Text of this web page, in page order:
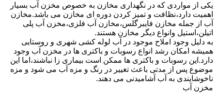
یکی از مواردی که در نگهداری مخازن به خصوص مخزن آب بسیار
اهمیت دارد،نظافت و تمیز کردن دوره ای مخازن می باشد.مخازن
آب از جمله مخازن فایبرگلس،مخازن آب فلزی،مخزن آب پلی
اتیلن،استیل وانواع دیگر مخازن هستند.
به دلیل وجود املاح موجود در آب لوله کشی شهری و روستایی
همیشه امکان رشد انواع رسوبات و باکتری ها در مخزن آب وجود
دارد.این رسوبات و باکتری ها ممکن است بیماری زا نباشند،اما این
موضوع پس از مدتی باعث تغییر در رنگ و مزه آب می شود و مزه
ناخوشایندی به آب آشامیدنی می دهند.
مخزن آب